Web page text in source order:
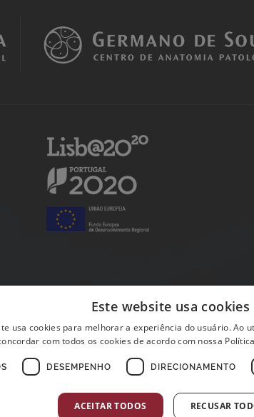
Este website usa cookies
usa cookies para melhorar a experiência do usuário. Ao
com todos os cookies de acordo com nossa
DESEMPENHO DIRECIONAMENTO
ACEITAR TODOS RECUSAR